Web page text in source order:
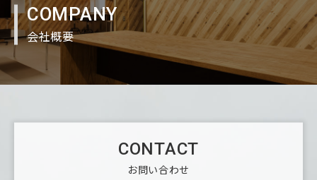
COMPANY
会社概要
CONTACT
お問い合わせ